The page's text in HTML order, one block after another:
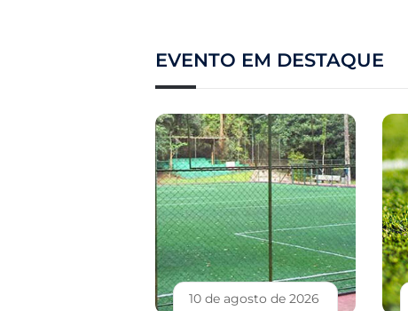
EVENTO EM DESTAQUE
10 de agosto de 2026